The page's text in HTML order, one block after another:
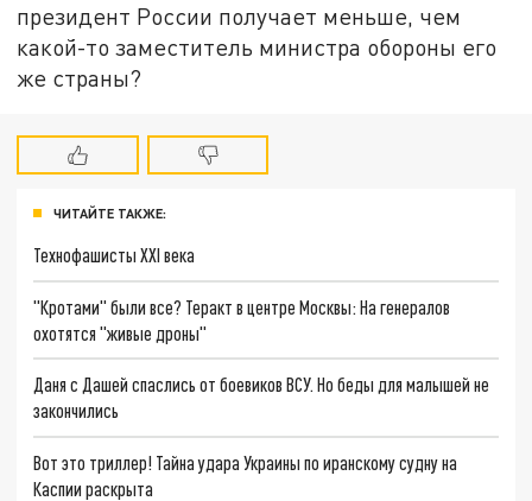
президент России получает меньше, чем
какой-то заместитель министра обороны его
же страны?
ЧИТАЙТЕ ТАКЖЕ:
Технофашисты XXI века
"Кротами" были все? Теракт в центре Москвы: На генералов
охотятся "живые дроны"
Даня с Дашей спаслись от боевиков ВСУ. Но беды для малышей не
закончились
Вот это триллер! Тайна удара Украины по иранскому судну на
Каспии раскрыта